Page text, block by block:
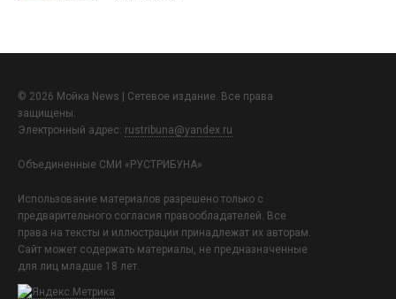
© 2026 Мойка News | Сетевое издание. Все права
защищены.
Электронный адрес: rustribuna@yandex.ru
Объединенные СМИ «РУСТРИБУНА»
Использование материалов разрешено только с
предварительного согласия правообладателей. Все
права на тексты и иллюстрации принадлежат их авторам.
Сайт может содержать материалы, не предназначенные
для лиц младше 18 лет.